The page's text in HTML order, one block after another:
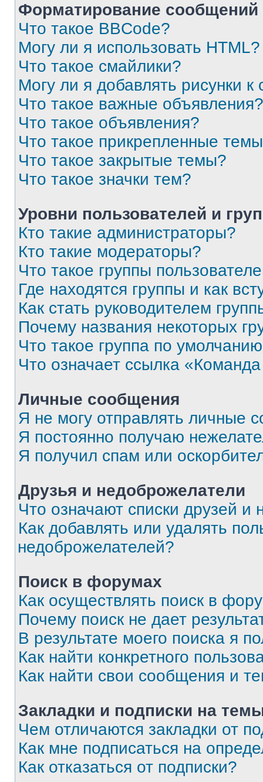
Форматирование
Что такое BBCode?
Могу ли я использовать HTML?
Что такое смайлики?
Могу ли я добавлять рисунки
Что такое важные объявления?
Что такое объявления?
Что такое прикрепленные
Что такое закрытые темы?
Что такое значки тем?
Уровни пользователей и
Кто такие администраторы?
Кто такие модераторы?
Что такое группы
Где находятся группы и как
Как стать руководителем
Почему названия некоторых
Что такое группа по
Что означает ссылка
Личные сообщения
Я не могу отправлять личные
Я постоянно получаю
Я получил спам или
Друзья и недоброжелатели
Что означают списки друзей и
Как добавлять или удалять
недоброжелателей?
Поиск в форумах
Как осуществлять поиск в
Почему поиск не дает
В результате моего поиска я
Как найти конкретного
Как найти свои сообщения и
Закладки и подписки на
Чем отличаются закладки от
Как мне подписаться на
Как отказаться от подписки?